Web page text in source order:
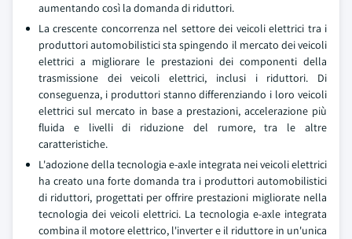
aumentando così la domanda di riduttori.
La crescente concorrenza nel settore dei veicoli elettrici tra i
produttori automobilistici sta spingendo il mercato dei veicoli
elettrici a migliorare le prestazioni dei componenti della
trasmissione dei veicoli elettrici, inclusi i riduttori. Di
conseguenza, i produttori stanno differenziando i loro veicoli
elettrici sul mercato in base a prestazioni, accelerazione più
fluida e livelli di riduzione del rumore, tra le altre
caratteristiche.
L'adozione della tecnologia e-axle integrata nei veicoli elettrici
ha creato una forte domanda tra i produttori automobilistici
di riduttori, progettati per offrire prestazioni migliorate nella
tecnologia dei veicoli elettrici. La tecnologia e-axle integrata
combina il motore elettrico, l'inverter e il riduttore in un'unica